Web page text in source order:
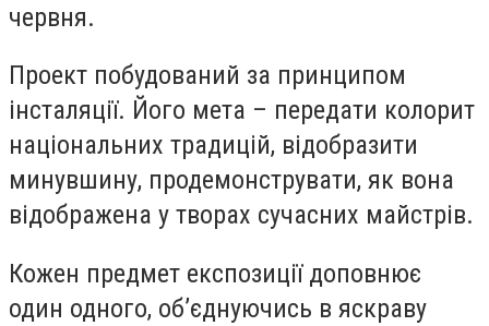
червня.
Проект побудований за принципом
інсталяції. Його мета – передати колорит
національних традицій, відобразити
минувшину, продемонструвати, як вона
відображена у творах сучасних майстрів.
Кожен предмет експозиції доповнює
один одного, об’єднуючись в яскраву